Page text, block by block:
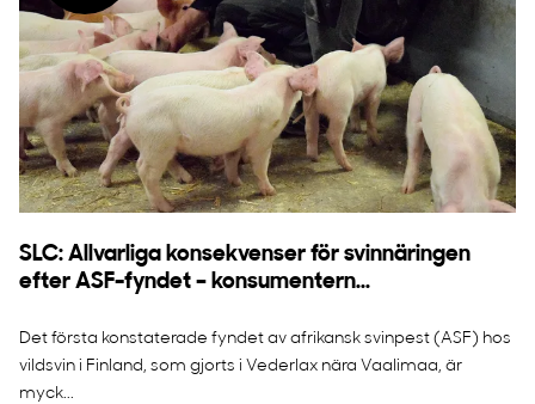
SLC: Allvarliga konsekvenser för svinnäringen
efter ASF-fyndet – konsumentern...
Det första konstaterade fyndet av afrikansk svinpest (ASF) hos
vildsvin i Finland, som gjorts i Vederlax nära Vaalimaa, är
myck...